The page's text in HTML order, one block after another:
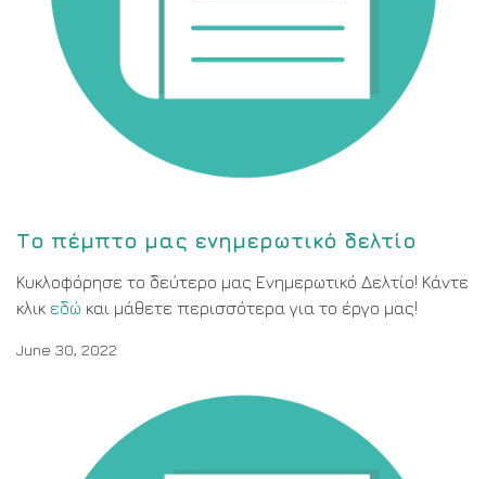
Το πέμπτο μας ενημερωτικό δελτίο
Κυκλοφόρησε το δεύτερο μας Ενημερωτικό Δελτίο! Κάντε
κλικ εδώ και μάθετε περισσότερα για το έργο μας!
June 30, 2022